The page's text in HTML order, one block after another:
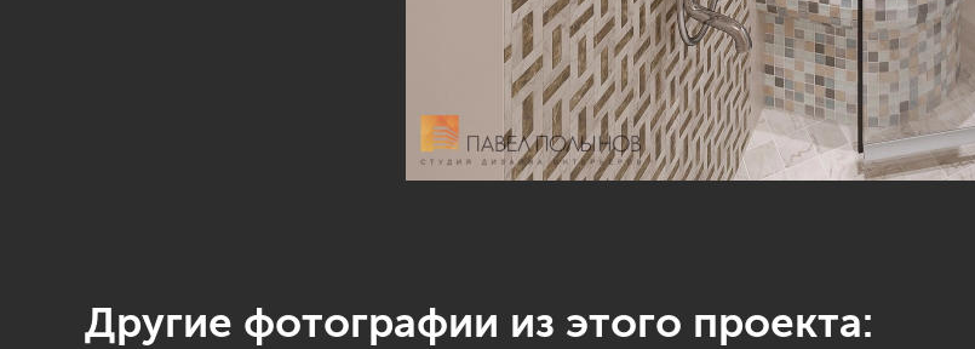
Другие фотографии из этого проекта: